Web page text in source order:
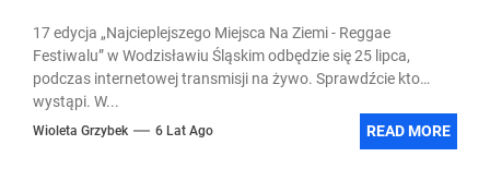
17 edycja „Najcieplejszego Miejsca Na Ziemi - Reggae
Festiwalu” w Wodzisławiu Śląskim odbędzie się 25 lipca,
podczas internetowej transmisji na żywo. Sprawdźcie kto
wystąpi. W...
Wioleta Grzybek 6 Lat Ago READ MORE